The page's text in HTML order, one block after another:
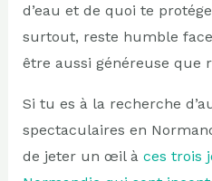
d’eau et de quoi te
surtout, reste humble
être aussi généreuse que
Si tu es à la recherche
spectaculaires en
de jeter un œil à ces trois